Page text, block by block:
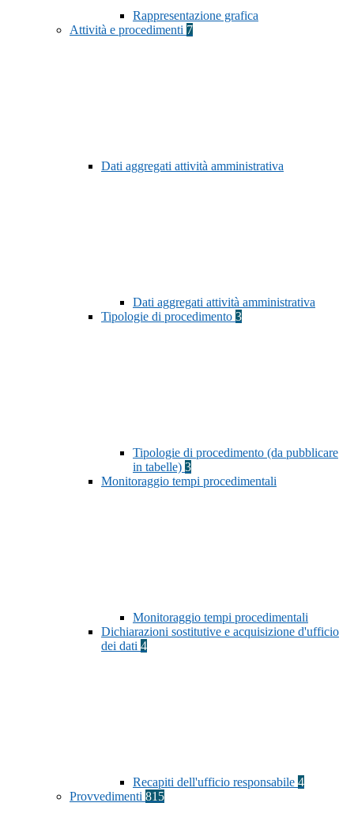
Rappresentazione grafica
Attività e procedimenti 7
Dati aggregati attività amministrativa
Dati aggregati attività amministrativa
Tipologie di procedimento 3
Tipologie di procedimento (da pubblicare
in tabelle) 3
Monitoraggio tempi procedimentali
Monitoraggio tempi procedimentali
Dichiarazioni sostitutive e acquisizione d'ufficio
dei dati 4
Recapiti dell'ufficio responsabile 4
Provvedimenti 815